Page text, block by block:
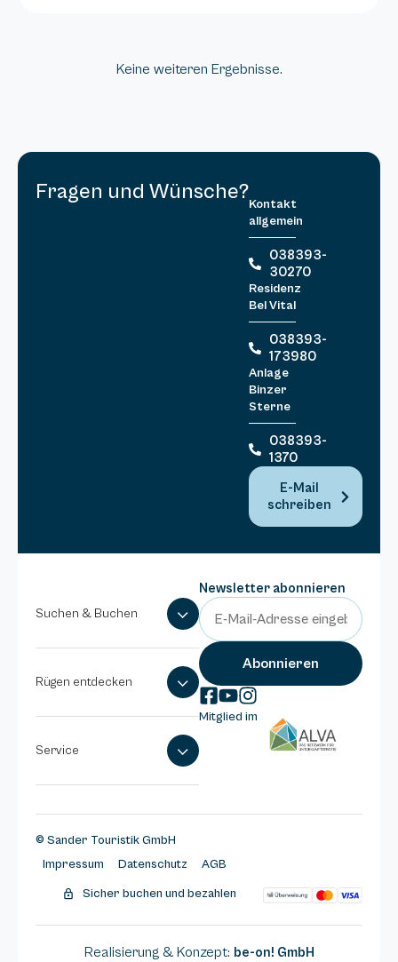
Keine weiteren Ergebnisse.
Fragen und Wünsche?Kontakt
allgemein
038393-
30270
Residenz
Bel Vital
038393-
173980
Anlage
Binzer
Sterne
038393-
1370
E-Mail
schreiben
Suchen & Buchen
Rügen entdecken
Service
Newsletter abonnieren
Mitglied im
© Sander Touristik GmbH
Impressum
Datenschutz AGB
Sicher buchen und bezahlen
Realisierung & Konzept: be-on! GmbH